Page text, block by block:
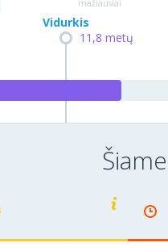
mažiausiai
11,8 metų
Vidurkis